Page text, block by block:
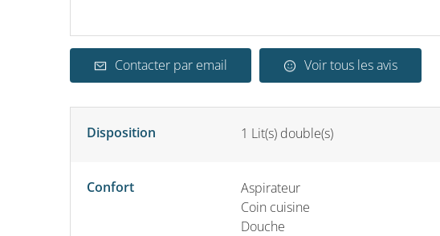
Contacter par email Voir tous les avis
Disposition 1 Lit(s) double(s)
Confort
Aspirateur
Coin cuisine
Douche